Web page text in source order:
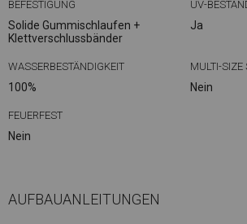
BEFESTIGUNG
Solide Gummischlaufen +
Klettverschlussbänder
UV-
Ja
WASSERBESTÄNDIGKEIT
100%
MULTI-SIZE
Nein
FEUERFEST
Nein
AUFBAUANLEITUNGEN